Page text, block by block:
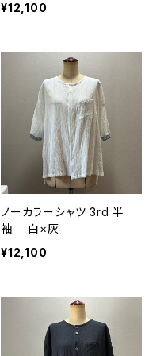
¥12,100
ノーカラーシャツ 3rd 半
袖 白×灰
¥12,100